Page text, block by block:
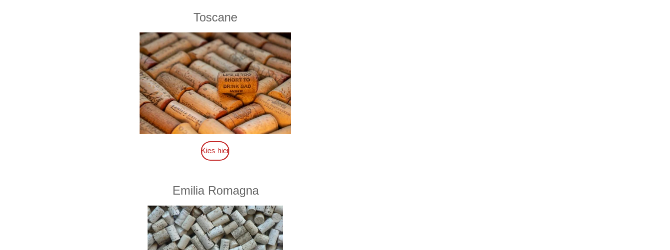
Toscane
Kies hier
Emilia Romagna